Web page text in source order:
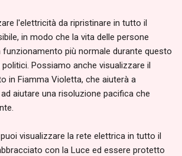
l'elettricità da ripristinare in tutto il
in modo che la vita delle persone
più normale durante questo
Possiamo anche visualizzare il
in Fiamma Violetta, che aiuterà a
aiutare una risoluzione pacifica che
visualizzare la rete elettrica in tutto il
con la Luce ed essere protetto